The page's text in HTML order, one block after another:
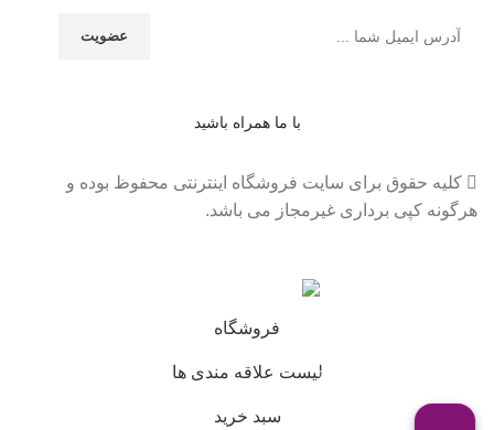
با ما همراه باشید
کلیه حقوق برای سایت فروشگاه اینترنتی محفوظ بوده و
هرگونه کپی برداری غیرمجاز می باشد.
فروشگاه
0لیست علاقه مندی ها
سبد خرید